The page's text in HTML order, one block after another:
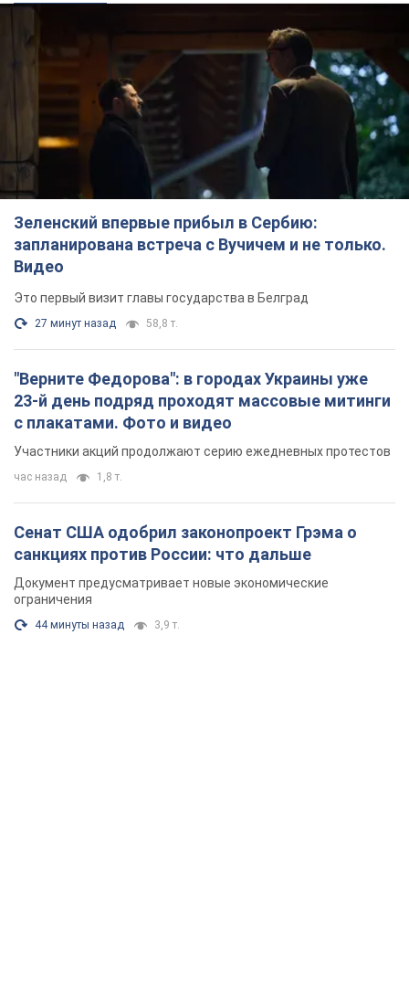
Зеленский впервые прибыл в Сербию:
запланирована встреча с Вучичем и не только.
Видео
Это первый визит главы государства в Белград
27 минут назад 58,8 т.
"Верните Федорова": в городах Украины уже
23-й день подряд проходят массовые митинги
с плакатами. Фото и видео
Участники акций продолжают серию ежедневных протестов
час назад 1,8 т.
Сенат США одобрил законопроект Грэма о
санкциях против России: что дальше
Документ предусматривает новые экономические
ограничения
44 минуты назад 3,9 т.